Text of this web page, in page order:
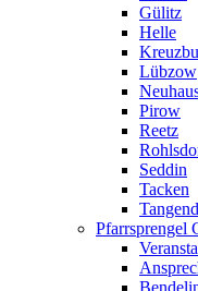
Gülitz
Helle
Lübzow
Pirow
Reetz
Seddin
Tacken
Pfarrsprengel